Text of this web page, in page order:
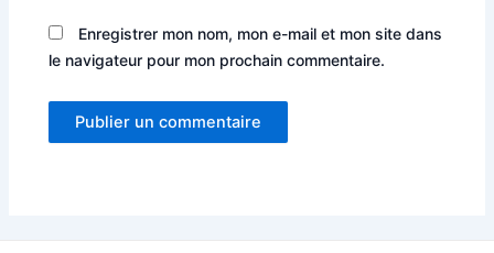
Enregistrer mon nom, mon e-mail et mon site dans
le navigateur pour mon prochain commentaire.